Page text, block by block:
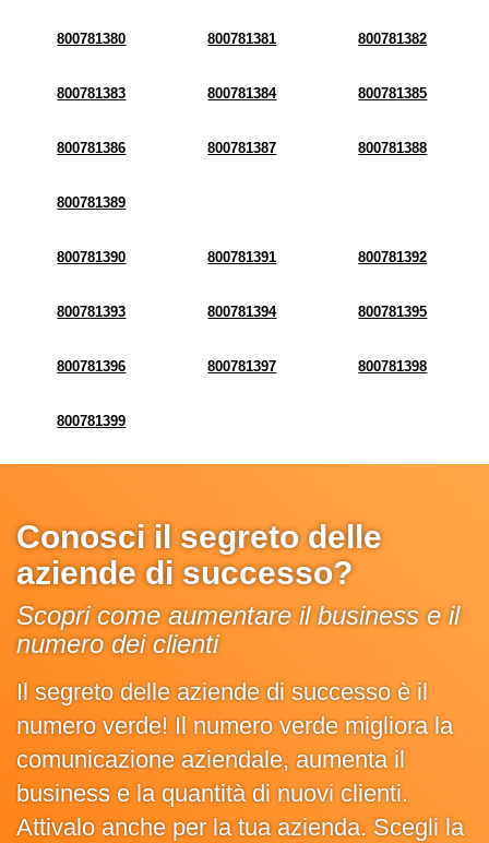
800781380 800781381 800781382
800781383 800781384 800781385
800781386 800781387 800781388
800781389
800781390 800781391 800781392
800781393 800781394 800781395
800781396 800781397 800781398
800781399
Conosci il segreto delle
aziende di successo?
Scopri come aumentare il business e il
numero dei clienti
Il segreto delle aziende di successo è il
numero verde! Il numero verde migliora la
comunicazione aziendale, aumenta il
business e la quantità di nuovi clienti.
Attivalo anche per la tua azienda. Scegli la